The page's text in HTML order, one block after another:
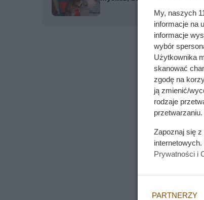
My, naszych
informacje na
informacje
wybór
Użytkownika
skanować
zgodę na
ją zmienić/
rodzaje
Zapoznaj się
Prywatności i
PARTNERZY